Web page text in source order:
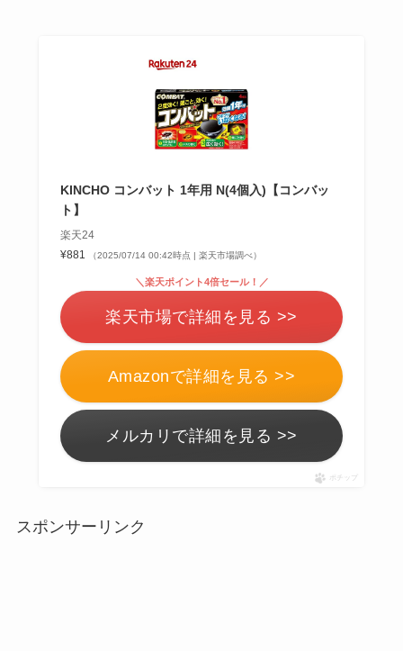
KINCHO コンバット 1年用 N(4個入)【コンバッ
ト】
楽天24
¥881
（2025/07/14 00:42時点 | 楽天市場調べ）
Amazonで詳細を見る >>
＼楽天ポイント4倍セール！／
楽天市場で詳細を見る >>
メルカリで詳細を見る >>
ポチップ
スポンサーリンク